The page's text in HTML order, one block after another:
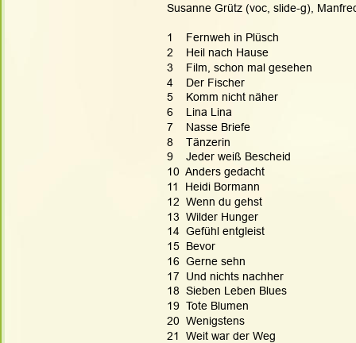
Susanne Grütz (voc, slide-g),
1    Fernweh in Plüsch
2    Heil nach Hause
3    Film, schon mal gesehen
4    Der Fischer
5    Komm nicht näher
6    Lina Lina
7    Nasse Briefe
8    Tänzerin
9    Jeder weiß Bescheid
10  Anders gedacht
11  Heidi Bormann
12  Wenn du gehst
13  Wilder Hunger
14  Gefühl entgleist
15  Bevor
16  Gerne sehn
17  Und nichts nachher
18  Sieben Leben Blues
19  Tote Blumen
20  Wenigstens
21  Weit war der Weg